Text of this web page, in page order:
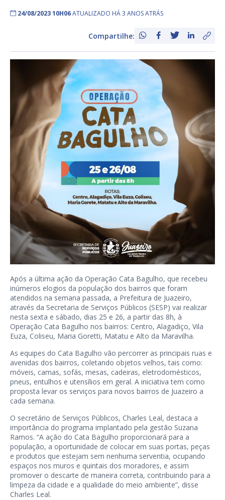
24/08/2023 10H06ATUALIZADO HÁ 3 ANOS ATRÁS
Compartilhe:
Após a última ação da Operação Cata Bagulho, que recebeu
inúmeros elogios da população dos bairros que foram
atendidos na semana passada, a Prefeitura de Juazeiro,
através da Secretaria de Serviços Públicos (SESP) vai realizar
nesta sexta e sábado, dias 25 e 26, a partir das 8h, à
Operação Cata Bagulho nos bairros: Centro, Alagadiço, Vila
Euza, Coliseu, Maria Goretti, Matatu e Alto da Maravilha.
As equipes do Cata Bagulho vão percorrer as principais ruas e
avenidas dos bairros, coletando objetos velhos, tais como:
móveis, camas, sofás, mesas, cadeiras, eletrodomésticos,
pneus, entulhos e utensílios em geral. A iniciativa tem como
proposta levar os serviços para novos bairros de Juazeiro a
cada semana.
O secretário de Serviços Públicos, Charles Leal, destaca a
importância do programa implantado pela gestão Suzana
Ramos. “A ação do Cata Bagulho proporcionará para a
população, a oportunidade de colocar em suas portas, peças
e produtos que estejam sem nenhuma serventia, ocupando
espaços nos muros e quintais dos moradores, e assim
promover o descarte de maneira correta, contribuindo para a
limpeza da cidade e a qualidade do meio ambiente”, disse
Charles Leal.